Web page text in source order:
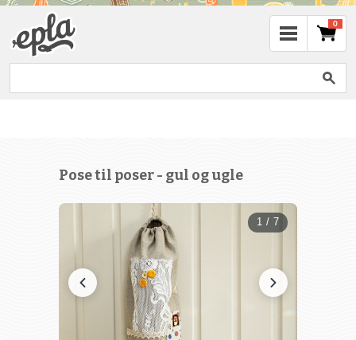
0
Pose til poser - gul og ugle
1 / 7